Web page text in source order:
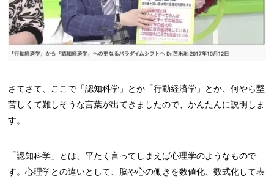
さてさて、ここで「認知科学」とか「行動経済学」とか、何やら堅
苦しくて難しそうな言葉が出てきましたので、かんたんに説明しま
す。
「認知科学」とは、平たく言ってしまえば心理学のようなもので
す。心理学との違いとして、脳や心の働きを数値化、数式化して表